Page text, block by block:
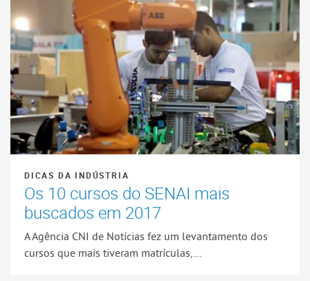
DICAS DA INDÚSTRIA
Os 10 cursos do SENAI mais
buscados em 2017
A Agência CNI de Notícias fez um levantamento dos
cursos que mais tiveram matrículas,...